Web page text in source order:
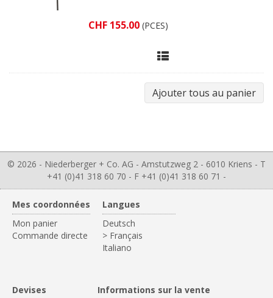
CHF 155.00 (PCES)
© 2026 - Niederberger + Co. AG - Amstutzweg 2 - 6010 Kriens - T
+41 (0)41 318 60 70 - F +41 (0)41 318 60 71 -
Mes coordonnées
Mon panier
Commande directe
Langues
Deutsch
> Français
Italiano
Devises Informations sur la vente